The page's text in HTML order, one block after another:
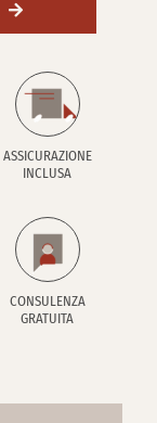
ASSICURAZIONE
INCLUSA
CONSULENZA
GRATUITA